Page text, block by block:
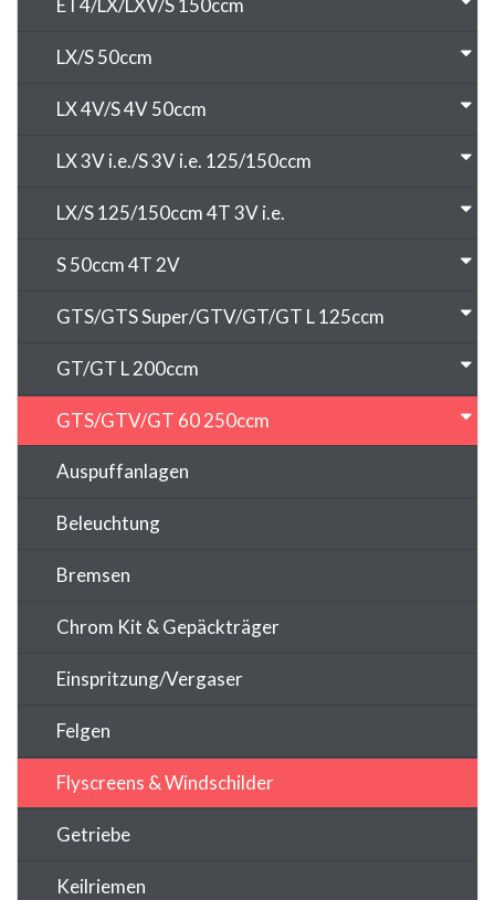
LX/S 50ccm
LX 4V/S 4V 50ccm
LX 3V i.e./S 3V i.e. 125/150ccm
LX/S 125/150ccm 4T 3V i.e.
S 50ccm 4T 2V
GTS/GTS Super/GTV/GT/GT L 125ccm
GT/GT L 200ccm
GTS/GTV/GT 60 250ccm
Auspuffanlagen
Beleuchtung
Bremsen
Chrom Kit & Gepäckträger
Einspritzung/Vergaser
Felgen
Flyscreens & Windschilder
Getriebe
Keilriemen